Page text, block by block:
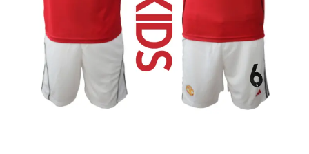
Zaključek nakupa